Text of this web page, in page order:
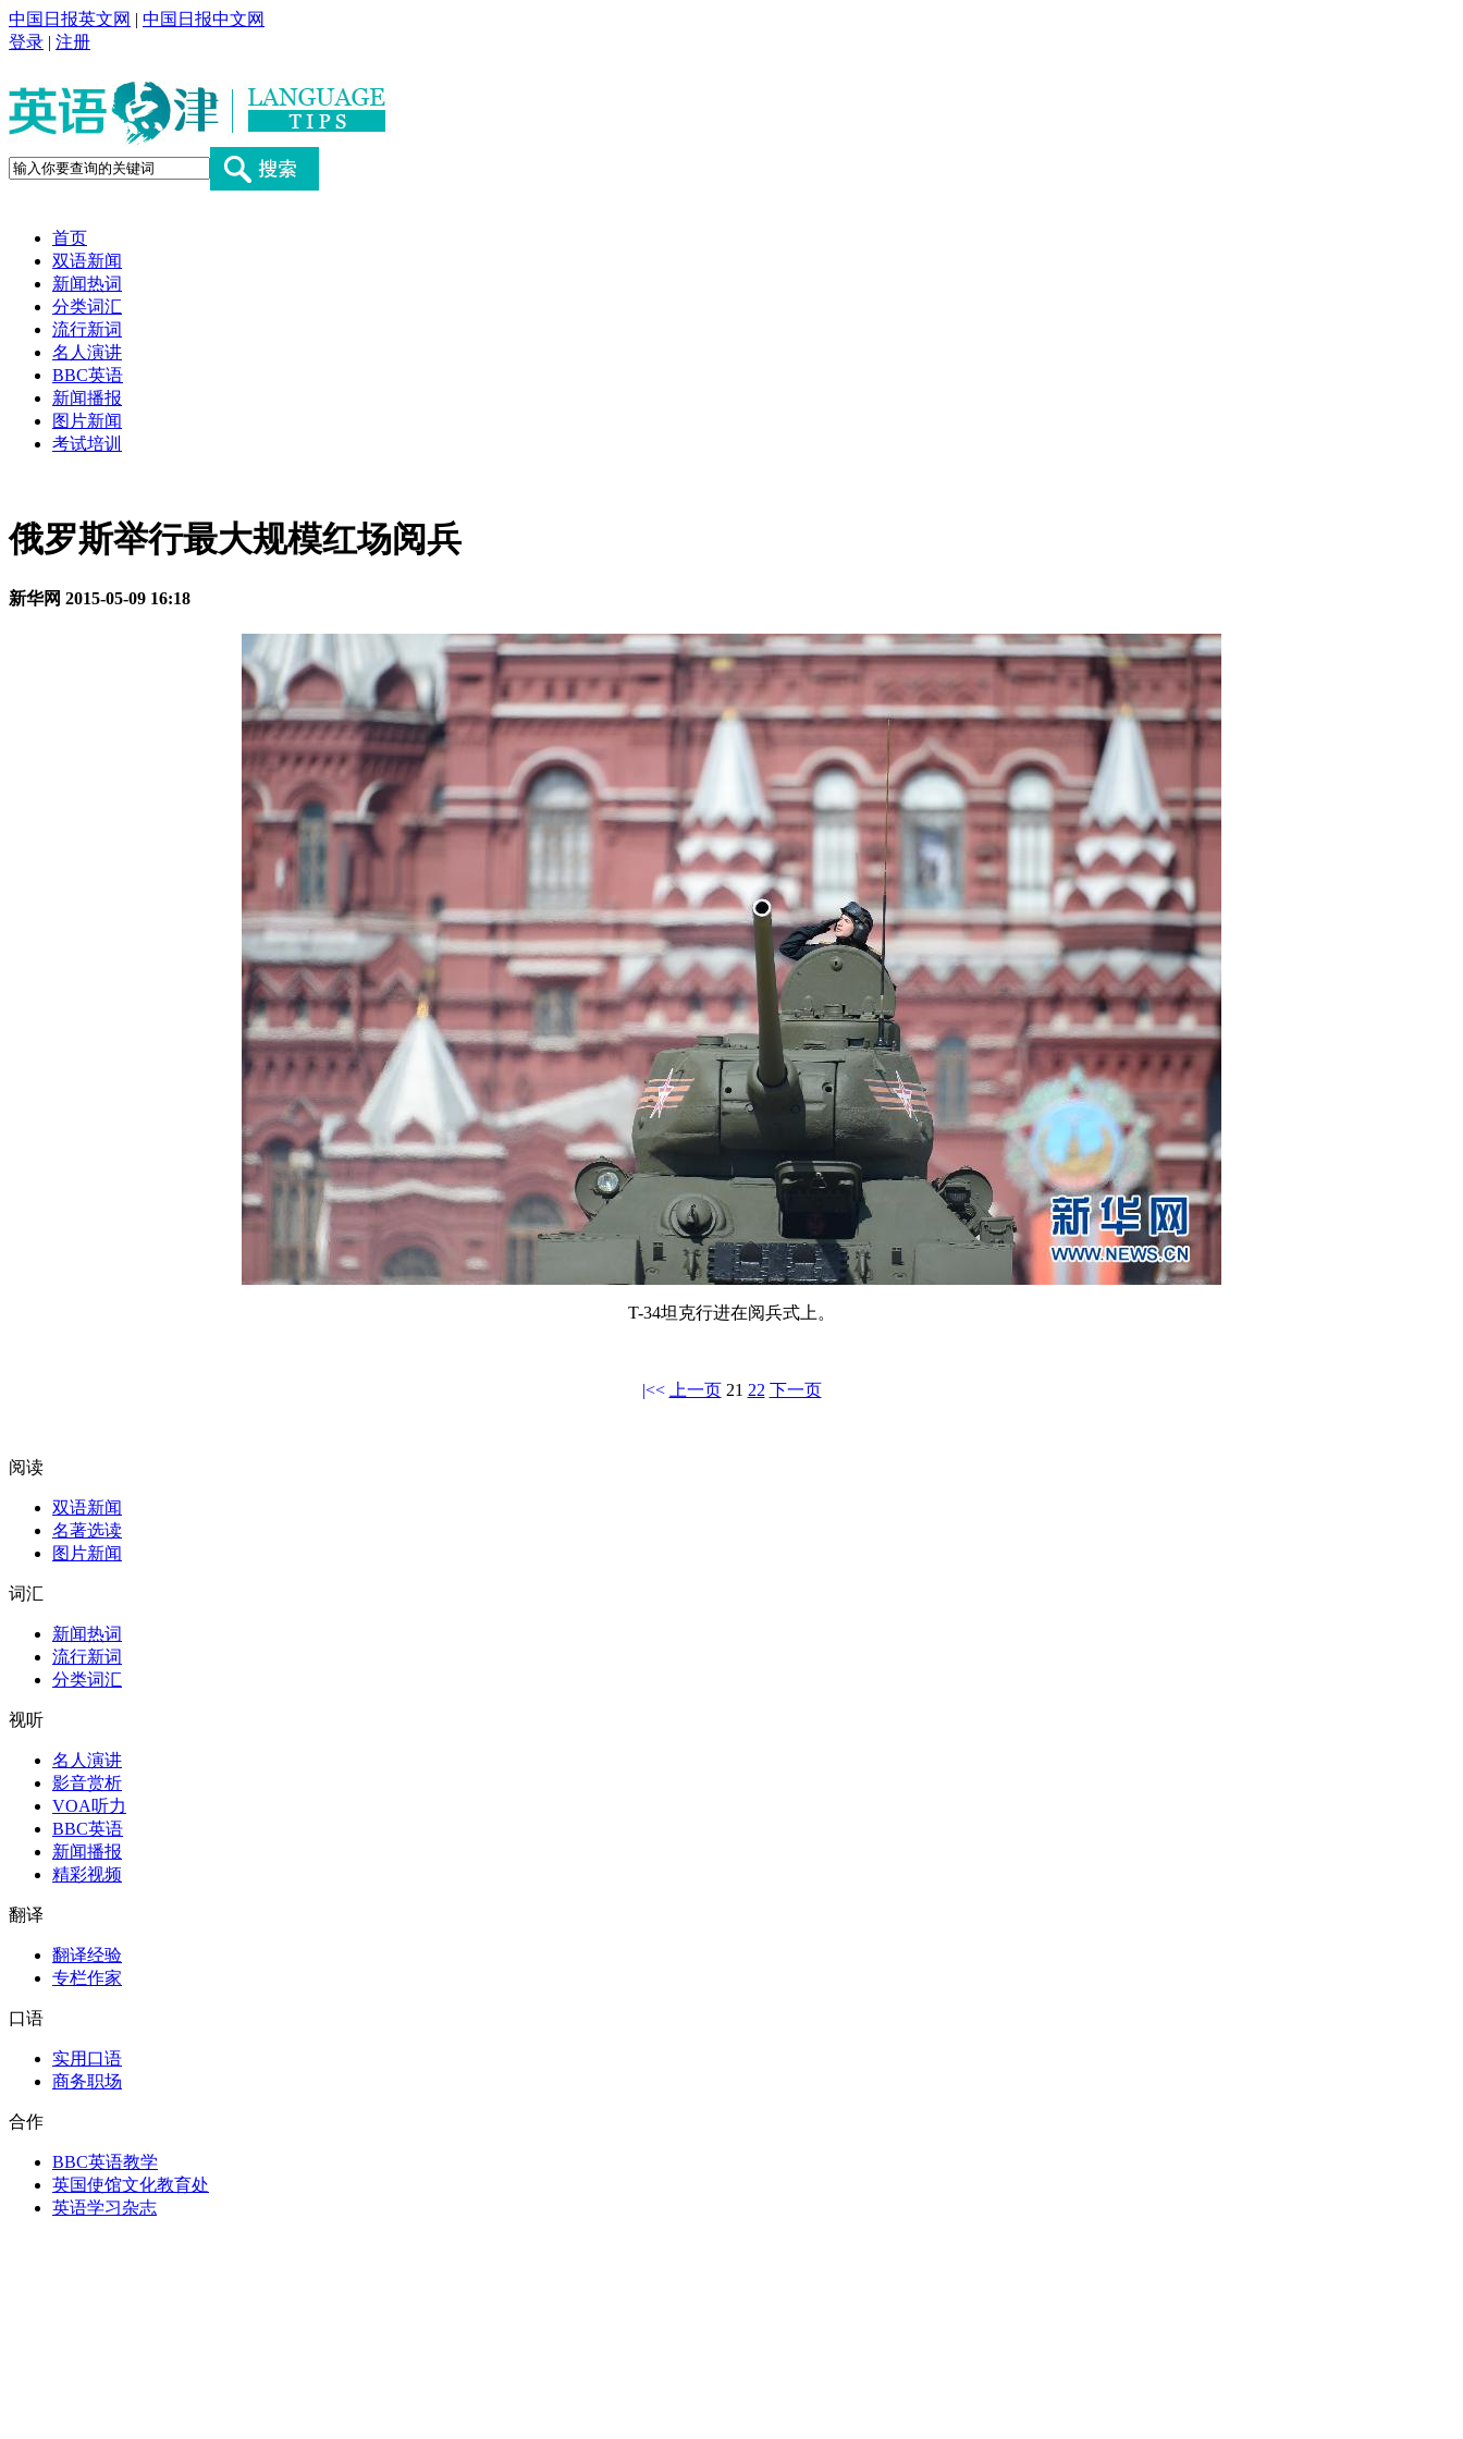
中国日报英文网 | 中国日报中文网
登录 | 注册
首页
双语新闻
新闻热词
分类词汇
流行新词
名人演讲
BBC英语
新闻播报
图片新闻
考试培训
俄罗斯举行最大规模红场阅兵
新华网 2015-05-09 16:18
T-34坦克行进在阅兵式上。
|<< 上一页 21 22 下一页
阅读
双语新闻
名著选读
图片新闻
词汇
新闻热词
流行新词
分类词汇
视听
名人演讲
影音赏析
VOA听力
BBC英语
新闻播报
精彩视频
翻译
翻译经验
专栏作家
口语
实用口语
商务职场
合作
BBC英语教学
英国使馆文化教育处
英语学习杂志